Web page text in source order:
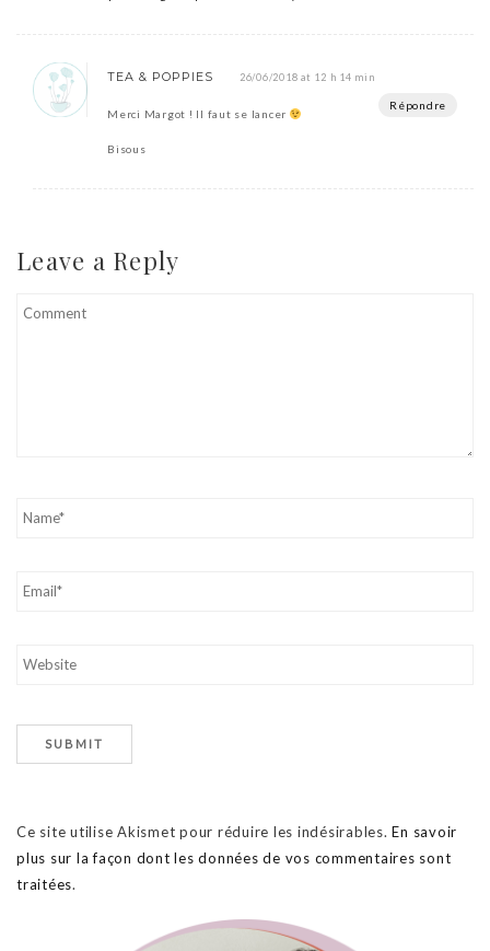
TEA & POPPIES 26/06/2018 at 12 h 14 min
Répondre
Merci Margot ! Il faut se lancer
Bisous
Leave a Reply
Ce site utilise Akismet pour réduire les indésirables.En savoir
plus sur la façon dont les données de vos commentaires sont
traitées.